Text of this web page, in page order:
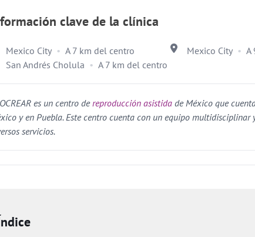
clave de la clínica
Mexico City A 7 km del centro Mexico City
A
San Andrés Cholula
A 7 km del centro
es un centro dereproducción asistida de México que
y en Puebla. Este centro cuenta con un equipo multidisciplinar
servicios.